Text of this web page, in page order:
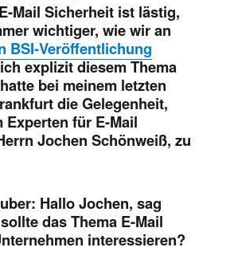
Mail Sicherheit ist lästig,
wichtiger, wie wir an
BSI-Veröffentlichung
explizit diesem Thema
bei meinem letzten
die Gelegenheit,
Experten für E-Mail
Jochen Schönweiß, zu
Hallo Jochen, sag
das Thema E-Mail
interessieren?